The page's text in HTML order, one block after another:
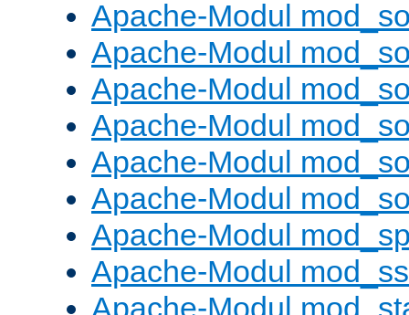
Apache-Modul
Apache-Modul
Apache-Modul
Apache-Modul
Apache-Modul
Apache-Modul
Apache-Modul
Apache-Modul
Apache-Modul